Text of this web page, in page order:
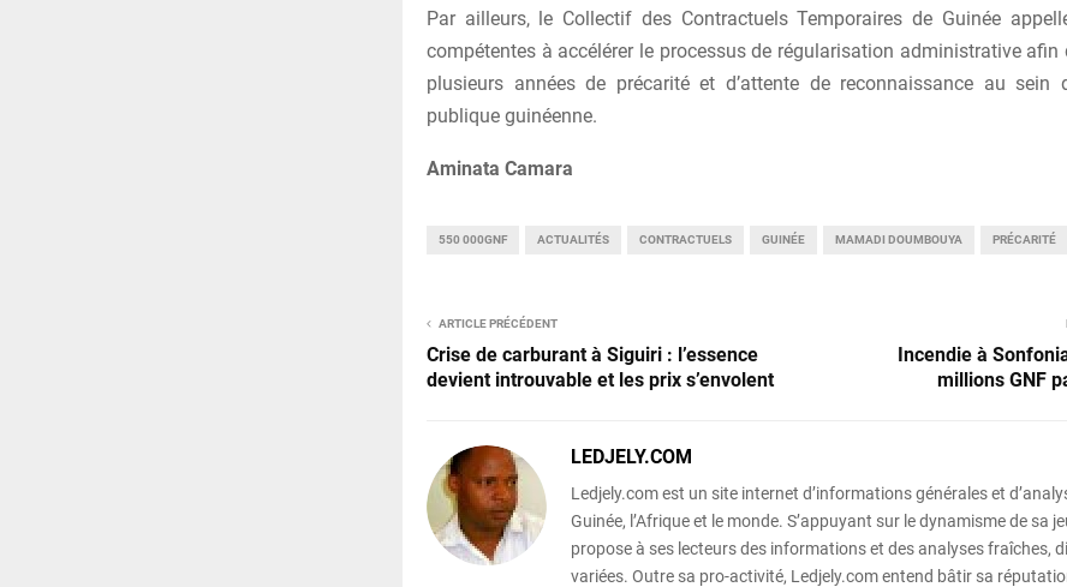
Par ailleurs, le Collectif des Contractuels Temporaires de Guinée
compétentes à accélérer le processus de régularisation administrative afin
plusieurs années de précarité et d’attente de reconnaissance au sein
publique guinéenne.
Aminata Camara
550 000GNF ACTUALITÉS CONTRACTUELS GUINÉE MAMADI DOUMBOUYA PRÉCARITÉ
ARTICLE PRÉCÉDENT
Crise de carburant à Siguiri : l’essence
devient introuvable et les prix s’envolent
Incendie à
millions GNF
LEDJELY.COM
Ledjely.com est un site internet d’informations générales et
Guinée, l’Afrique et le monde. S’appuyant sur le dynamisme de sa
propose à ses lecteurs des informations et des analyses fraîches,
variées. Outre sa pro-activité, Ledjely.com entend bâtir sa